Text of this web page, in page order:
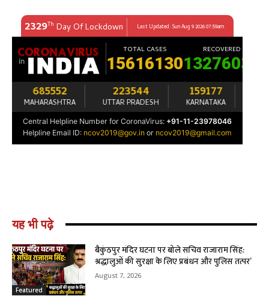
यह भी पढ़े
Featured
बैकुंठपुर मंदिर घटना पर बोले सचिव राजाराम सिंह:
श्रद्धालुओं की सुरक्षा के लिए प्रबंधन और पुलिस तत्पर’
August 7, 2026